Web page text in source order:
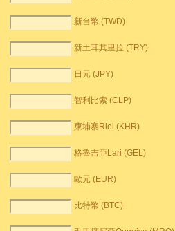
新台幣 (TWD)
新土耳其里拉 (TRY)
日元 (JPY)
智利比索 (CLP)
柬埔寨Riel (KHR)
格魯吉亞Lari (GEL)
歐元 (EUR)
比特幣 (BTC)